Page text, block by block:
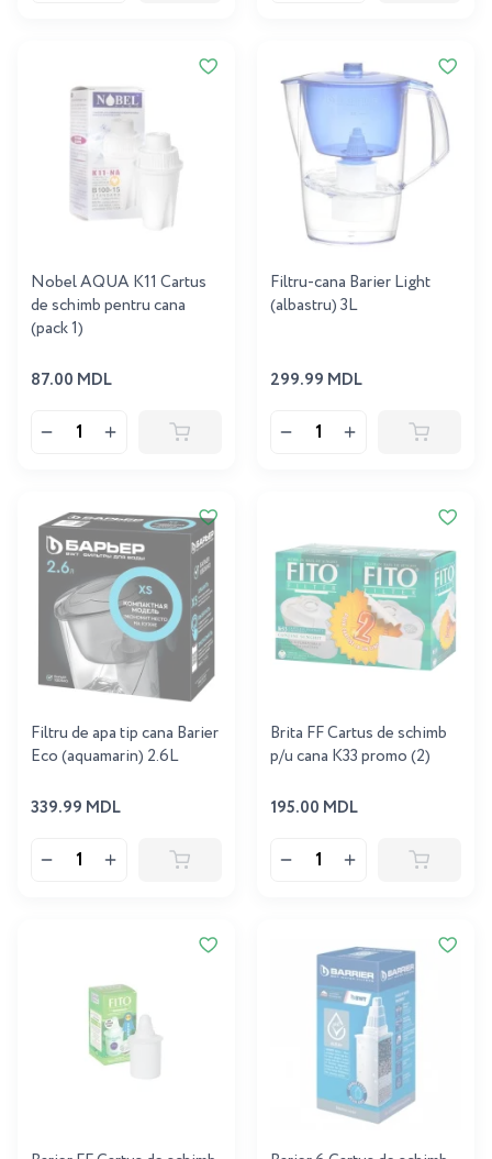
Nobel AQUA K11 Cartus
de schimb pentru cana
(pack 1)
87.00 MDL
Filtru-cana Barier Light
(albastru) 3L
299.99 MDL
Filtru de apa tip cana Barier
Eco (aquamarin) 2.6L
339.99 MDL
Brita FF Cartus de schimb
p/u cana K33 promo (2)
195.00 MDL